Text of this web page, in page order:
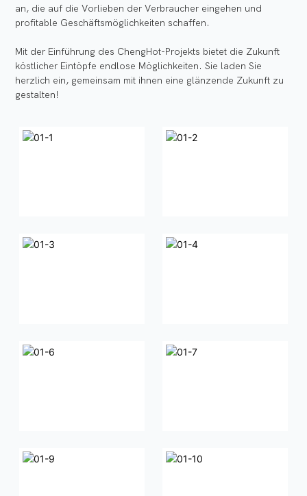
an, die auf die Vorlieben der Verbraucher eingehen und
profitable Geschäftsmöglichkeiten schaffen.
Mit der Einführung des ChengHot-Projekts bietet die Zukunft
köstlicher Eintöpfe endlose Möglichkeiten. Sie laden Sie
herzlich ein, gemeinsam mit ihnen eine glänzende Zukunft zu
gestalten!